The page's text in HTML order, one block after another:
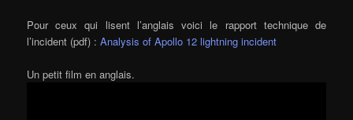
Pour ceux qui lisent l’anglais voici le rapport technique de
l’incident (pdf) :Analysis of Apollo 12 lightning incident
Un petit film en anglais.